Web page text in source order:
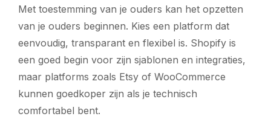
Met toestemming van je ouders kan het opzetten
van je ouders beginnen. Kies een platform dat
eenvoudig, transparant en flexibel is. Shopify is
een goed begin voor zijn sjablonen en integraties,
maar platforms zoals Etsy of WooCommerce
kunnen goedkoper zijn als je technisch
comfortabel bent.